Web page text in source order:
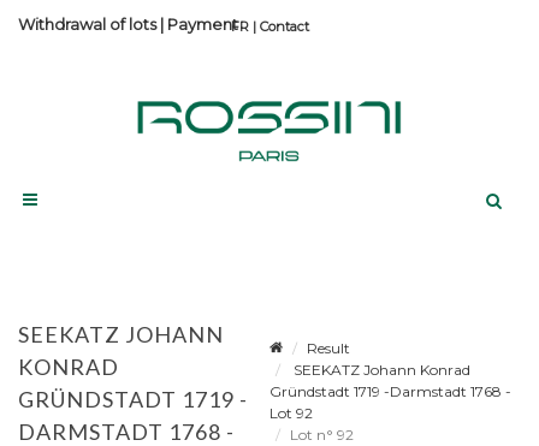
Contact
Withdrawal of lots| Payment
SEEKATZ JOHANN
KONRAD
GRÜNDSTADT 1719 -
DARMSTADT 1768 -
Result
SEEKATZ Johann Konrad
Gründstadt 1719 -Darmstadt 1768 -
Lot 92
Lot n° 92